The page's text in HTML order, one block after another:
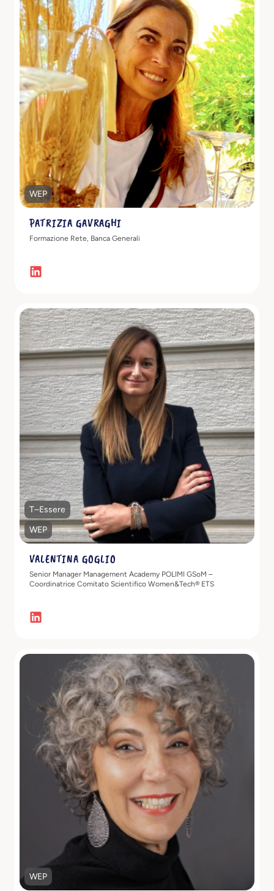
Scopri di più
WEP
PATRIZIA GAVRAGHI
Formazione Rete, Banca Generali
Scopri di più
T–Essere
WEP
VALENTINA GOGLIO
Senior Manager Management Academy POLIMI GSoM –
Coordinatrice Comitato Scientifico Women&Tech® ETS
Scopri di più
WEP